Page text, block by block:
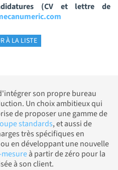
(CV et lettre de
À LA LISTE
son propre bureau
Un choix ambitieux qui
de proposer une gamme de
standards, et aussi de
très spécifiques en
en développant une nouvelle
mesureà partir de zéro pour la
à son client.